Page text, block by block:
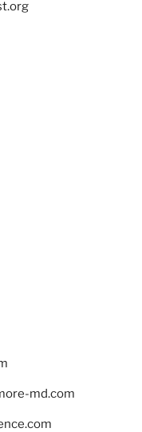
md.com